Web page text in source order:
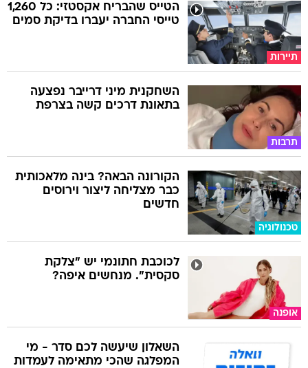
תיירות
הטייס שהבריח אקסטזי: כל 1,260
טייסי החברה יעברו בדיקת סמים
תרבות
השחקנית מיני דרייבר נפצעה
בתאונת דרכים קשה בצרפת
טכנולוגיה
הקורונה הבאה? בינה מלאכותית
כבר מצליחה ליצור וירוסים
חדשים
אופנה
לכוכבת חתונמי יש "צלקת
סקסית". מנחשים איפה?
השאלון שיעשה לכם סדר - מי
המפלגה שהכי מתאימה לעמדות